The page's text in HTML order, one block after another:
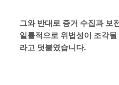
그와 반대로 증거 수집과 보
일률적으로 위법성이 조각
라고 덧붙였습니다.